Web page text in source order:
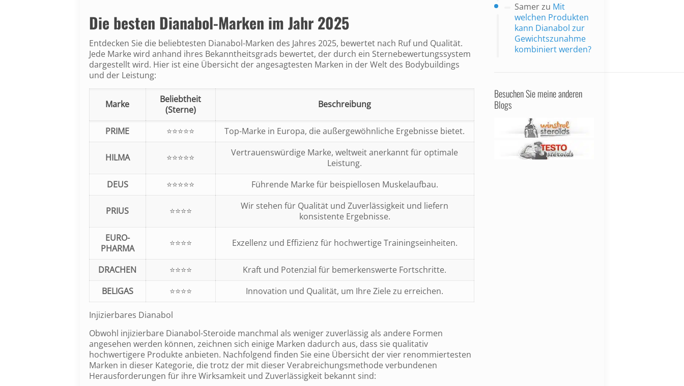
Die besten Dianabol-Marken im Jahr 2025
Entdecken Sie die beliebtesten Dianabol-Marken des Jahres 2025, bewertet nach Ruf und Qualität.
Jede Marke wird anhand ihres Bekanntheitsgrads bewertet, der durch ein Sternebewertungssystem
dargestellt wird. Hier ist eine Übersicht der angesagtesten Marken in der Welt des Bodybuildings
und der Leistung:
Marke
Beliebtheit
(Sterne)
Beschreibung
PRIME ⭐⭐⭐⭐⭐ Top-Marke in Europa, die außergewöhnliche Ergebnisse bietet.
HILMA ⭐⭐⭐⭐⭐
Vertrauenswürdige Marke, weltweit anerkannt für optimale
Leistung.
DEUS
⭐⭐⭐⭐⭐ Führende Marke für beispiellosen Muskelaufbau.
PRIUS ⭐⭐⭐⭐
Wir stehen für Qualität und Zuverlässigkeit und liefern
konsistente Ergebnisse.
EURO-
PHARMA
⭐⭐⭐⭐ Exzellenz und Effizienz für hochwertige Trainingseinheiten.
DRACHEN ⭐⭐⭐⭐
Kraft und Potenzial für bemerkenswerte Fortschritte.
BELIGAS
⭐⭐⭐⭐ Innovation und Qualität, um Ihre Ziele zu erreichen.
Injizierbares Dianabol
Obwohl injizierbare Dianabol-Steroide manchmal als weniger zuverlässig als andere Formen
angesehen werden können, zeichnen sich einige Marken dadurch aus, dass sie qualitativ
hochwertigere Produkte anbieten. Nachfolgend finden Sie eine Übersicht der vier renommiertesten
Marken in dieser Kategorie, die trotz der mit dieser Verabreichungsmethode verbundenen
Herausforderungen für ihre Wirksamkeit und Zuverlässigkeit bekannt sind:
Samerzu Mit
welchen Produkten
kann Dianabol zur
Gewichtszunahme
kombiniert werden?
Besuchen Sie meine anderen
Blogs